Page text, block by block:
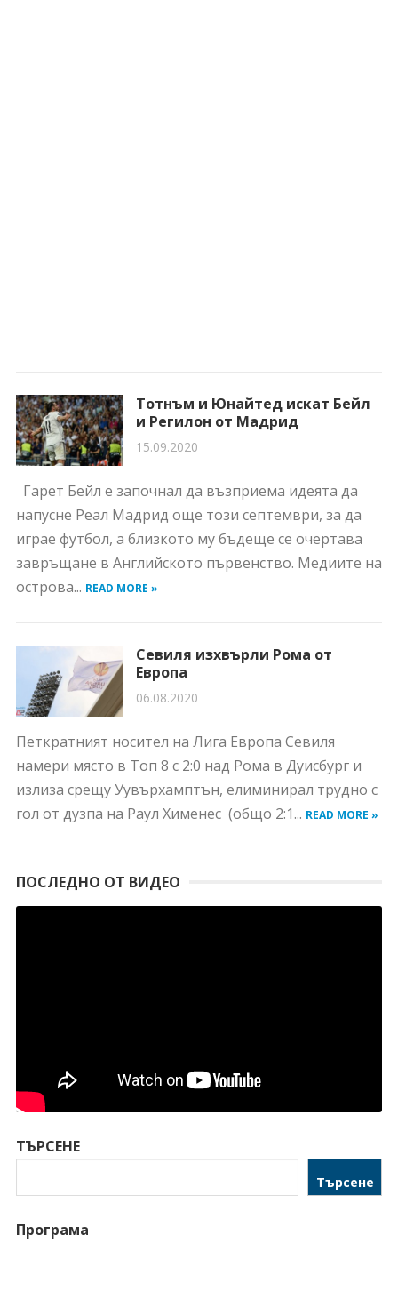
Тотнъм и Юнайтед искат Бейл
и Регилон от Мадрид
15.09.2020
Гарет Бейл е започнал да възприема идеята да
напусне Реал Мадрид още този септември, за да
играе футбол, а близкото му бъдеще се очертава
завръщане в Английското първенство. Медиите на
острова... READ MORE »
Севиля изхвърли Рома от
Европа
06.08.2020
Петкратният носител на Лига Европа Севиля
намери място в Топ 8 с 2:0 над Рома в Дуисбург и
излиза срещу Уувърхамптън, елиминирал трудно с
гол от дузпа на Раул Хименес (общо 2:1... READ MORE »
ПОСЛЕДНО ОТ ВИДЕО
ТЪРСЕНЕ
Търсене
Програма